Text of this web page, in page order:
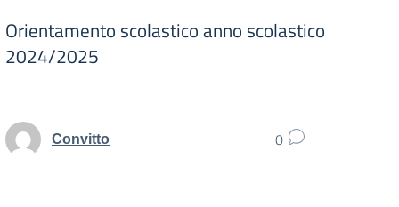
Orientamento scolastico anno scolastico
2024/2025
Convitto 0